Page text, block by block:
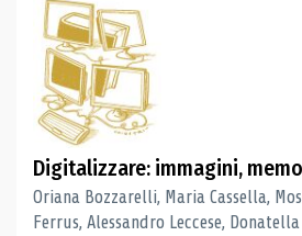
Digitalizzare: immagini,
Oriana Bozzarelli, Maria Cassella,
Ferrus, Alessandro Leccese,